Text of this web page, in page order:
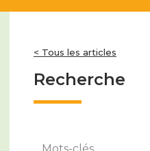
< Tous les articles
Recherche